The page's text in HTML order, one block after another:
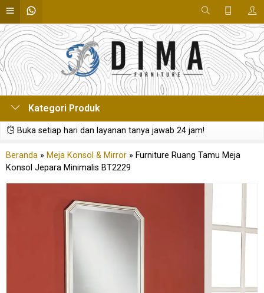
Kategori Produk
Buka setiap hari dan layanan tanya jawab 24 jam!
Beranda » Meja Konsol & Mirror » Furniture Ruang Tamu Meja
Konsol Jepara Minimalis BT2229